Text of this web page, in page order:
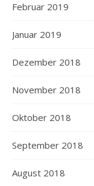
Februar 2019
Januar 2019
Dezember 2018
November 2018
Oktober 2018
September 2018
August 2018